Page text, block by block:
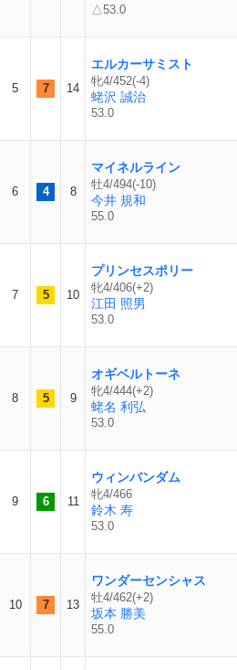
△53.0
5 7 14
エルカーサミスト
牝4/452(-4)
蛯沢 誠治
53.0
6 4 8
マイネルライン
牡4/494(-10)
今井 規和
55.0
7 5 10
プリンセスポリー
牝4/406(+2)
江田 照男
53.0
8 5 9
オギベルトーネ
牝4/444(+2)
蛯名 利弘
53.0
9 6 11
ウィンバンダム
牝4/466
鈴木 寿
53.0
10 7 13
ワンダーセンシャス
牡4/462(+2)
坂本 勝美
55.0